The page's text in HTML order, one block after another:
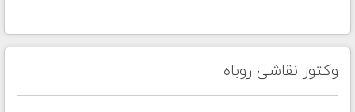
وکتور نقاشی روباه